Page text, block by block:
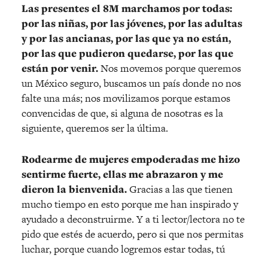
Las presentes el 8M marchamos por todas:
por las niñas, por las jóvenes, por las adultas
y por las ancianas, por las que ya no están,
por las que pudieron quedarse, por las que
están por venir.Nos movemos porque queremos
un México seguro, buscamos un país donde no nos
falte una más; nos movilizamos porque estamos
convencidas de que, si alguna de nosotras es la
siguiente, queremos ser la última.
Rodearme de mujeres empoderadas me hizo
sentirme fuerte, ellas me abrazaron y me
dieron la bienvenida.Gracias a las que tienen
mucho tiempo en esto porque me han inspirado y
ayudado a deconstruirme. Y a ti lector/lectora no te
pido que estés de acuerdo, pero si que nos permitas
luchar, porque cuando logremos estar todas, tú